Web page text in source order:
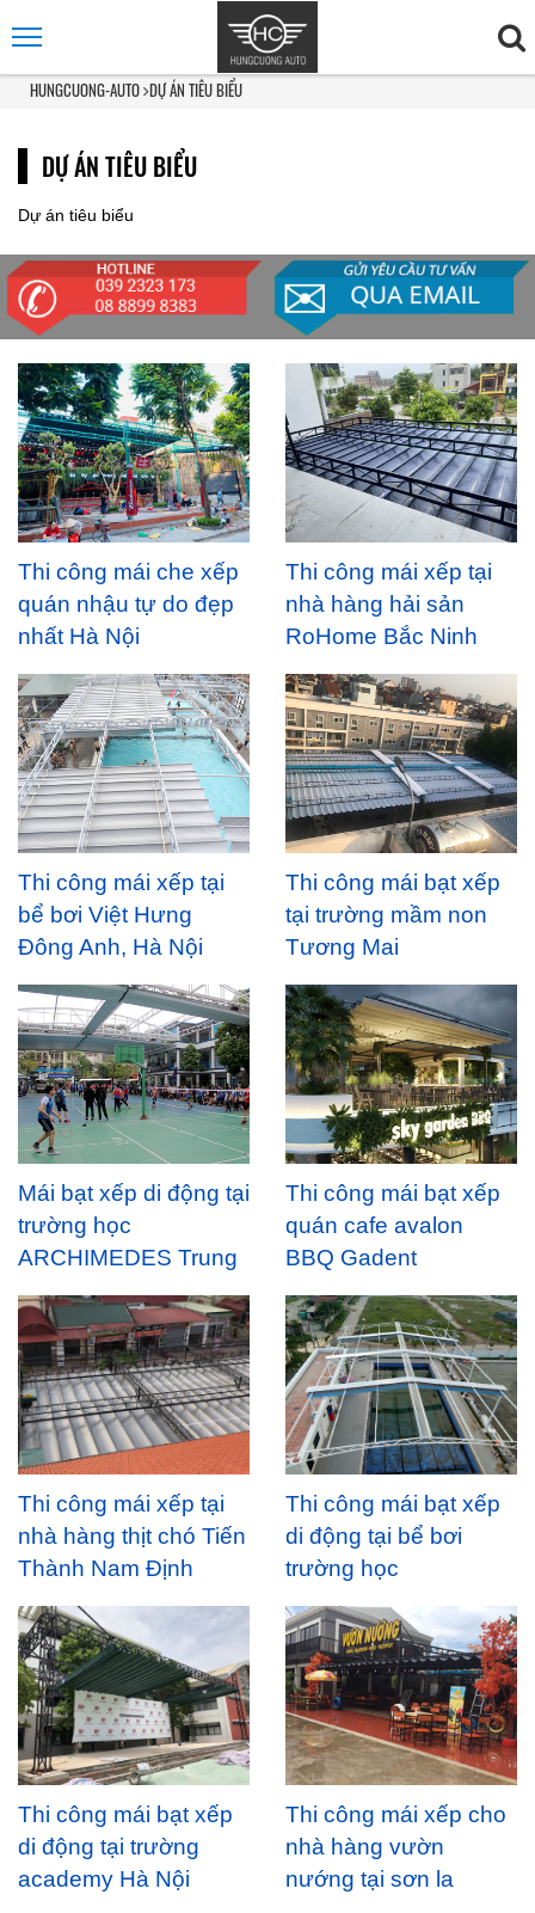
HUNGCUONG-AUTO DỰ ÁN TIÊU BIỂU
DỰ ÁN TIÊU BIỂU
Dự án tiêu biểu
Thi công mái che xếp
quán nhậu tự do đẹp
nhất Hà Nội
Thi công mái xếp tại
nhà hàng hải sản
RoHome Bắc Ninh
Thi công mái xếp tại
bể bơi Việt Hưng
Đông Anh, Hà Nội
Thi công mái bạt xếp
tại trường mầm non
Tương Mai
Mái bạt xếp di động tại
trường học
ARCHIMEDES Trung
Yên,Hn
Thi công mái bạt xếp
quán cafe avalon
BBQ Gadent
Thi công mái xếp tại
nhà hàng thịt chó Tiến
Thành Nam Định
Thi công mái bạt xếp
di động tại bể bơi
trường học
Archimedes Đông Anh
Thi công mái bạt xếp
di động tại trường
academy Hà Nội
Thi công mái xếp cho
nhà hàng vườn
nướng tại sơn la